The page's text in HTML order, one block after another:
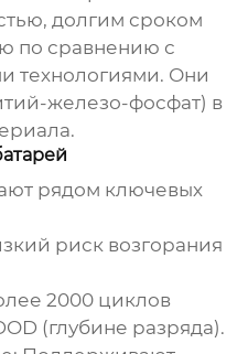
долгим сроком
по сравнению с
технологиями. Они
железо-фосфат) в
рядом ключевых
риск возгорания
2000 циклов
(глубине разряда).